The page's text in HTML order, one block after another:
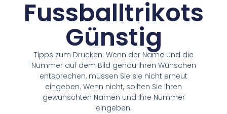
Fussballtrikots
Günstig
Tipps zum Drucken: Wenn der Name und die
Nummer auf dem Bild genau Ihren Wünschen
entsprechen, müssen Sie sie nicht erneut
eingeben. Wenn nicht, sollten Sie Ihren
gewünschten Namen und Ihre Nummer
eingeben.